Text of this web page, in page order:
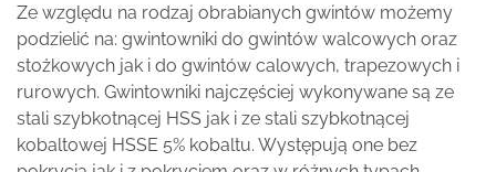
Ze względu na rodzaj obrabianych gwintów możemy
podzielić na: gwintowniki do gwintów walcowych oraz
stożkowych jak i do gwintów calowych, trapezowych i
rurowych. Gwintowniki najczęściej wykonywane są ze
stali szybkotnącej HSS jak i ze stali szybkotnącej
kobaltowej HSSE 5% kobaltu. Występują one bez